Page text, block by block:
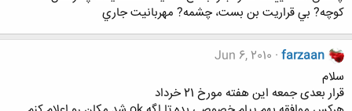
کوچه? بي قراريت بن بست، چشمه? مهربانيت جاري
farzaan
Jun 6, 2010
سلام
قرار بعدی جمعه این هفته مورخ 21 خرداد